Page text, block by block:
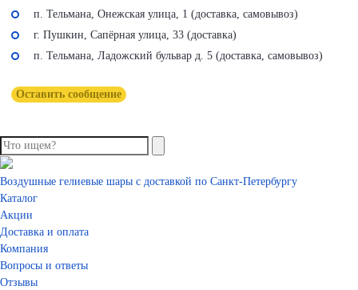
п. Тельмана, Онежская улица, 1 (доставка, самовывоз)
г. Пушкин, Сапёрная улица, 33 (доставка)
п. Тельмана, Ладожский бульвар д. 5 (доставка, самовывоз)
Оставить сообщение
Воздушные гелиевые шары с доставкой по Санкт-Петербургу
Каталог
Акции
Доставка и оплата
Компания
Вопросы и ответы
Отзывы